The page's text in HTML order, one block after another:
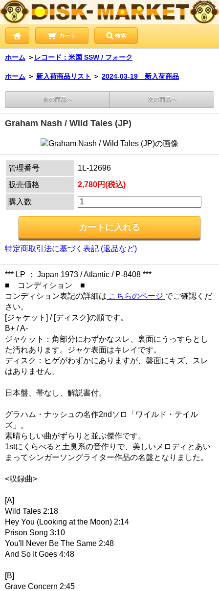
カート 検索
ホーム ＞ レコード：米国 SSW / フォーク
ホーム ＞ 新入荷商品リスト ＞ 2024-03-19 新入荷商品
前の商品へ 次の商品へ
Graham Nash / Wild Tales (JP)
管理番号
1L-12696
販売価格
2,780円(税込)
購入数
特定商取引法に基づく表記 (返品など)
*** LP ： Japan 1973 / Atlantic / P-8408 ***
■ コンディション ■
コンディション表記の詳細は こちらのページ でご確認くだ
さい。
[ジャケット] / [ディスク]の順です。
B+ / A-
ジャケット：角部分にわずかなスレ、裏面にうっすらとし
た汚れあります。ジャケ表面はキレイです。
ディスク：ヒゲがわずかにありますが、盤面にキズ、スレ
はありません。
日本盤、帯なし、解説書付。
グラハム・ナッシュの名作2ndソロ「ワイルド・テイル
ズ」。
素晴らしい曲がずらりと並ぶ傑作です。
1stにくらべると土臭系の音作りで、美しいメロディとあい
まってシンガーソングライター作品の名盤となりました。
<収録曲>
[A]
Wild Tales 2:18
Hey You (Looking at the Moon) 2:14
Prison Song 3:10
You'll Never Be The Same 2:48
And So It Goes 4:48
[B]
Grave Concern 2:45